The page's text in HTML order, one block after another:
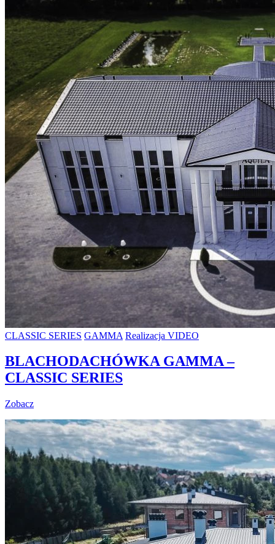
CLASSIC SERIES GAMMA Realizacja VIDEO
BLACHODACHÓWKA GAMMA –
CLASSIC SERIES
Zobacz